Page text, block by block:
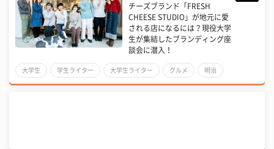
チーズブランド「FRESH
CHEESE STUDIO」が地元に愛
される店になるには？現役大学
生が集結したブランディング座
談会に潜入！
大学生 学生ライター 大学生ライター グルメ 明治